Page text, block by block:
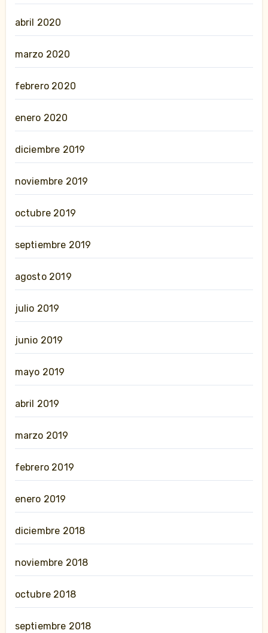
abril 2020
marzo 2020
febrero 2020
enero 2020
diciembre 2019
noviembre 2019
octubre 2019
septiembre 2019
agosto 2019
julio 2019
junio 2019
mayo 2019
abril 2019
marzo 2019
febrero 2019
enero 2019
diciembre 2018
noviembre 2018
octubre 2018
septiembre 2018